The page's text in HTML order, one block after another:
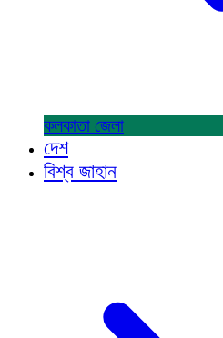
কলকাতা জেলা
দেশ
বিশ্ব জাহান